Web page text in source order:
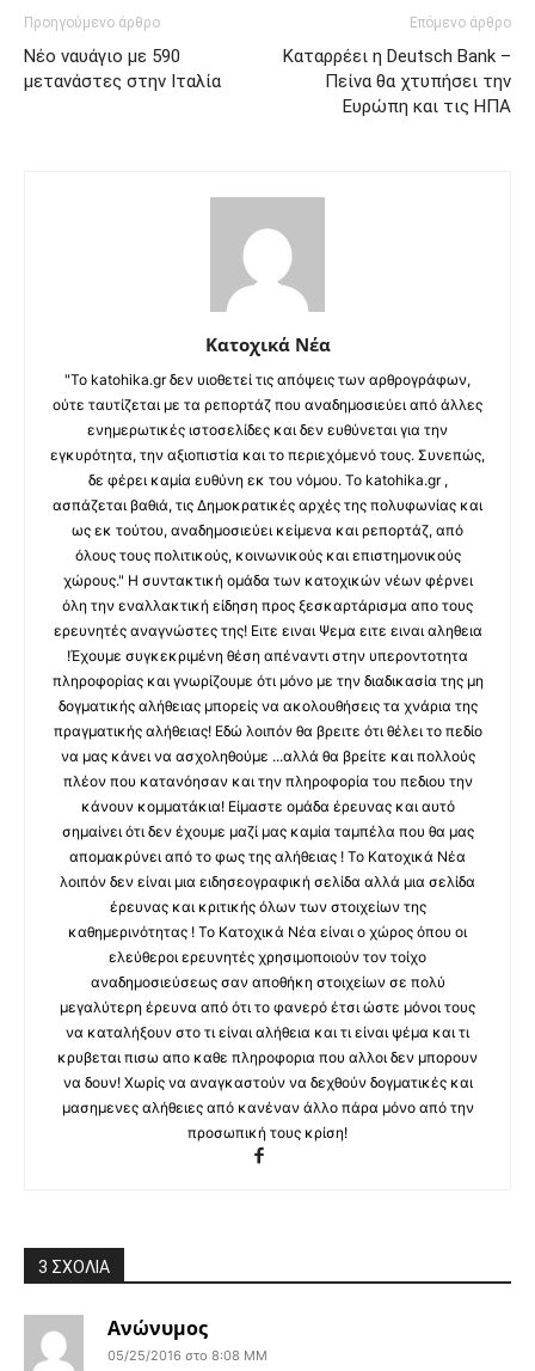
Προηγούμενο άρθρο
Nέο ναυάγιο με 590
μετανάστες στην Ιταλία
Επόμενο άρθρο
Καταρρέει η Deutsch Bank –
Πείνα θα χτυπήσει την
Ευρώπη και τις ΗΠΑ
Κατοχικά Νέα
"Το katohika.gr δεν υιοθετεί τις απόψεις των αρθρογράφων,
ούτε ταυτίζεται με τα ρεπορτάζ που αναδημοσιεύει από άλλες
ενημερωτικές ιστοσελίδες και δεν ευθύνεται για την
εγκυρότητα, την αξιοπιστία και το περιεχόμενό τους. Συνεπώς,
δε φέρει καμία ευθύνη εκ του νόμου. Το katohika.gr ,
ασπάζεται βαθιά, τις Δημοκρατικές αρχές της πολυφωνίας και
ως εκ τούτου, αναδημοσιεύει κείμενα και ρεπορτάζ, από
όλους τους πολιτικούς, κοινωνικούς και επιστημονικούς
χώρους." Η συντακτική ομάδα των κατοχικών νέων φέρνει
όλη την εναλλακτική είδηση προς ξεσκαρτάρισμα απο τους
ερευνητές αναγνώστες της! Ειτε ειναι Ψεμα ειτε ειναι αληθεια
!Έχουμε συγκεκριμένη θέση απέναντι στην υπεροντοτητα
πληροφορίας και γνωρίζουμε ότι μόνο με την διαδικασία της μη
δογματικής αλήθειας μπορείς να ακολουθήσεις τα χνάρια της
πραγματικής αλήθειας! Εδώ λοιπόν θα βρειτε ότι θέλει το πεδίο
να μας κάνει να ασχοληθούμε ...αλλά θα βρείτε και πολλούς
πλέον που κατανόησαν και την πληροφορία του πεδιου την
κάνουν κομματάκια! Είμαστε ομάδα έρευνας και αυτό
σημαίνει ότι δεν έχουμε μαζί μας καμία ταμπέλα που θα μας
απομακρύνει από το φως της αλήθειας ! Το Κατοχικά Νέα
λοιπόν δεν είναι μια ειδησεογραφική σελίδα αλλά μια σελίδα
έρευνας και κριτικής όλων των στοιχείων της
καθημερινότητας ! Το Κατοχικά Νέα είναι ο χώρος όπου οι
ελεύθεροι ερευνητές χρησιμοποιούν τον τοίχο
αναδημοσιεύσεως σαν αποθήκη στοιχείων σε πολύ
μεγαλύτερη έρευνα από ότι το φανερό έτσι ώστε μόνοι τους
να καταλήξουν στο τι είναι αλήθεια και τι είναι ψέμα και τι
κρυβεται πισω απο καθε πληροφορια που αλλοι δεν μπορουν
να δουν! Χωρίς να αναγκαστούν να δεχθούν δογματικές και
μασημενες αλήθειες από κανέναν άλλο πάρα μόνο από την
προσωπική τους κρίση!
3 ΣΧΟΛΙΑ
Ανώνυμος
05/25/2016 στο 8:08 ΜΜ